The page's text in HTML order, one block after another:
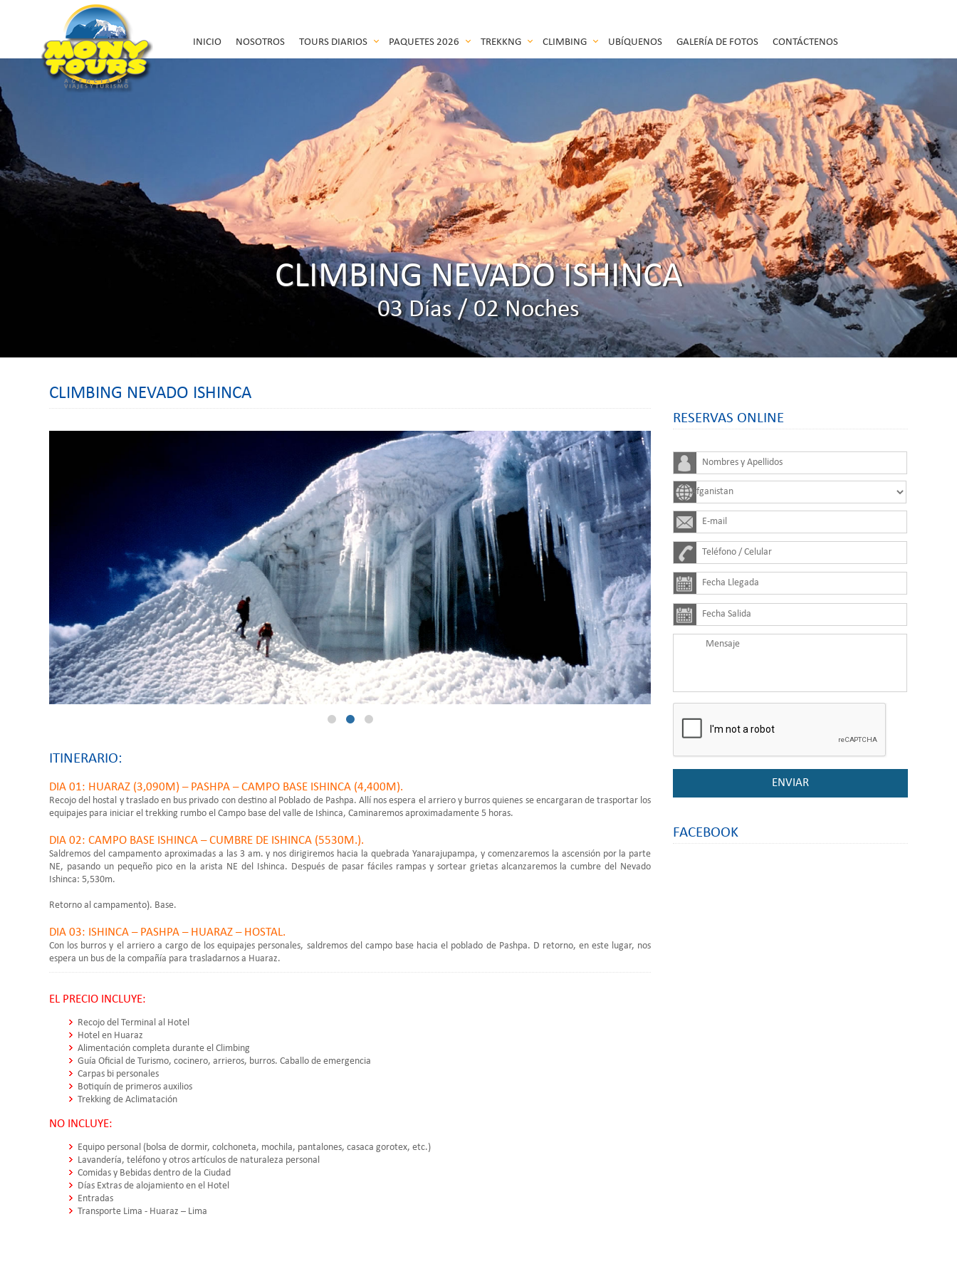
INICIO NOSOTROS TOURS DIARIOS PAQUETES 2026 TREKKNG CLIMBING UBÍQUENOS GALERÍA DE FOTOS CONTÁCTENOS
CLIMBING NEVADO ISHINCA
03 Días / 02 Noches
CLIMBING NEVADO ISHINCA
ITINERARIO:
DIA 01: HUARAZ (3,090M) – PASHPA – CAMPO BASE ISHINCA (4,400M).
Recojo del hostal y traslado en bus privado con destino al Poblado de Pashpa. Allí nos espera el arriero y burros quienes se encargaran de trasportar los
equipajes para iniciar el trekking rumbo el Campo base del valle de Ishinca, Caminaremos aproximadamente 5 horas.
DIA 02: CAMPO BASE ISHINCA – CUMBRE DE ISHINCA (5530M.).
Saldremos del campamento aproximadas a las 3 am. y nos dirigiremos hacia la quebrada Yanarajupampa, y comenzaremos la ascensión por la parte
NE, pasando un pequeño pico en la arista NE del Ishinca. Después de pasar fáciles rampas y sortear grietas alcanzaremos la cumbre del Nevado
Ishinca: 5,530m.
Retorno al campamento). Base.
DIA 03: ISHINCA – PASHPA – HUARAZ – HOSTAL.
Con los burros y el arriero a cargo de los equipajes personales, saldremos del campo base hacia el poblado de Pashpa. D retorno, en este lugar, nos
espera un bus de la compañía para trasladarnos a Huaraz.
EL PRECIO INCLUYE:
Recojo del Terminal al Hotel
Hotel en Huaraz
Alimentación completa durante el Climbing
Guía Oficial de Turismo, cocinero, arrieros, burros. Caballo de emergencia
Carpas bi personales
Botiquín de primeros auxilios
Trekking de Aclimatación
NO INCLUYE:
Equipo personal (bolsa de dormir, colchoneta, mochila, pantalones, casaca gorotex, etc.)
Lavandería, teléfono y otros artículos de naturaleza personal
Comidas y Bebidas dentro de la Ciudad
Días Extras de alojamiento en el Hotel
Entradas
Transporte Lima - Huaraz – Lima
RESERVAS ONLINE
FACEBOOK